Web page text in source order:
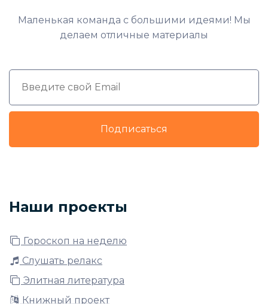
Маленькая команда с большими идеями! Мы
делаем отличные материалы
Подписаться
Наши проекты
Гороскоп на неделю
Слушать релакс
Элитная литература
Книжный проект